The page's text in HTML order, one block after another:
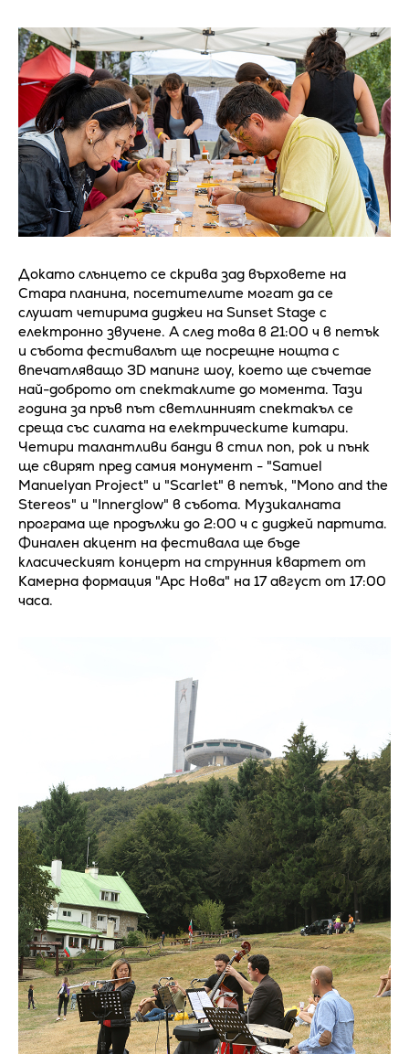
Докато слънцето се скрива зад върховете на
Стара планина, посетителите могат да се
слушат четирима диджеи на Sunset Stage с
електронно звучене. А след това в 21:00 ч в петък
и събота фестивалът ще посрещне нощта с
впечатляващо 3D мапинг шоу, което ще съчетае
най-доброто от спектаклите до момента. Тази
година за пръв път светлинният спектакъл се
среща със силата на електрическите китари.
Четири талантливи банди в стил поп, рок и пънк
ще свирят пред самия монумент - "Samuel
Manuelyan Project" и "Scarlet" в петък, "Mono and the
Stereos" и "Innerglow" в събота. Музикалната
програма ще продължи до 2:00 ч с диджей партита.
Финален акцент на фестивала ще бъде
класическият концерт на струнния квартет от
Камерна формация "Арс Нова" на 17 август от 17:00
часа.